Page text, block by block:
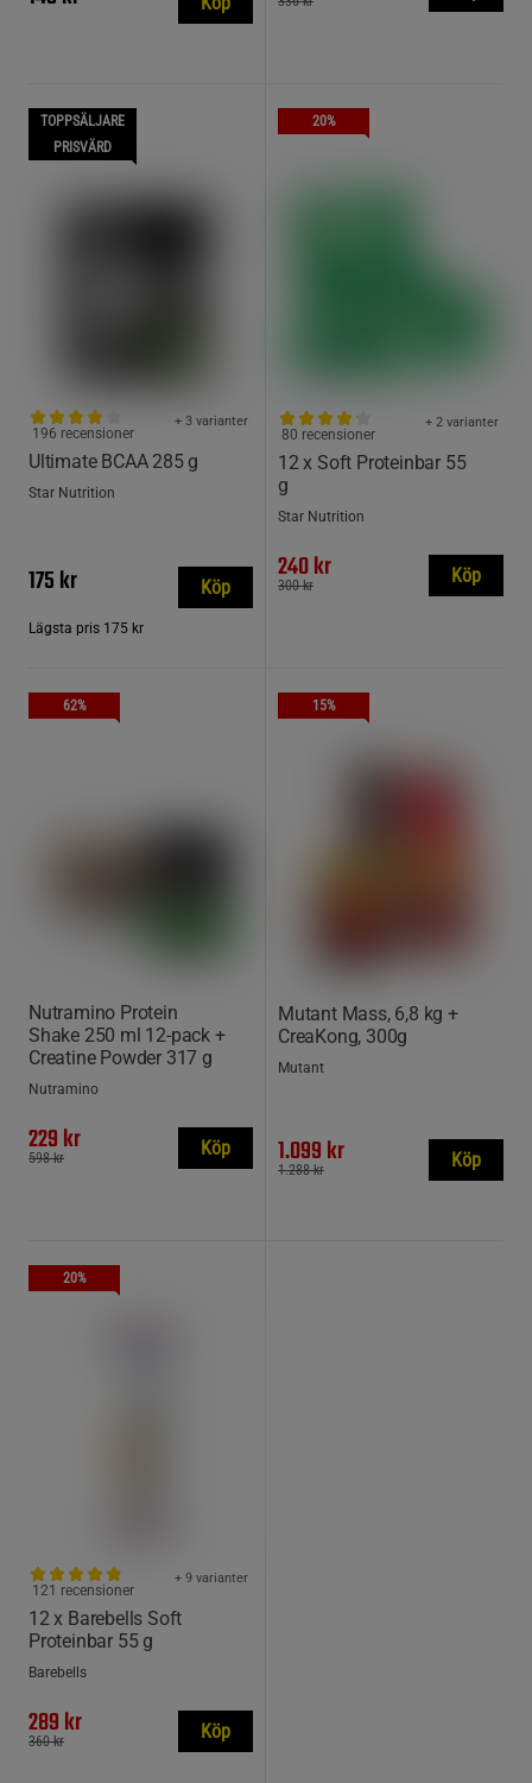
TOPPSÄLJARE
PRISVÄRD
Ultimate BCAA 285 g
+ 3 varianter
196 recensioner
Star Nutrition
175 kr
Lägsta pris 175 kr
Köp
20%
12 x Soft Proteinbar 55
g
+ 2 varianter
80 recensioner
Star Nutrition
240 kr
300 kr Köp
62%
Nutramino Protein
Shake 250 ml 12-pack +
Creatine Powder 317 g
Nutramino
229 kr
598 kr Köp
15%
Mutant Mass, 6,8 kg +
CreaKong, 300g
Mutant
1.099 kr
1.288 kr Köp
20%
12 x Barebells Soft
Proteinbar 55 g
+ 9 varianter
121 recensioner
Barebells
289 kr
360 kr Köp